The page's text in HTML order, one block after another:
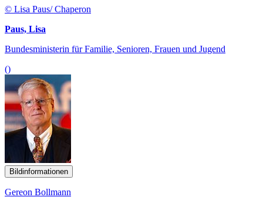
© Lisa Paus/ Chaperon
Paus, Lisa
Bundesministerin für Familie, Senioren, Frauen und Jugend
()
Bildinformationen
Gereon Bollmann